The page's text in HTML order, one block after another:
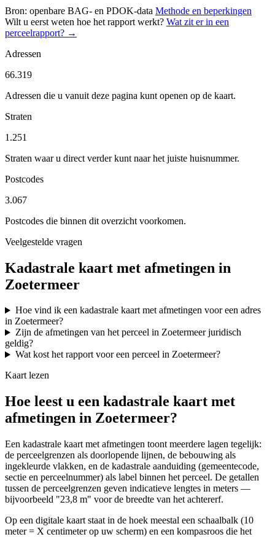
Bron: openbare BAG- en PDOK-data Methode en beperkingen
Wilt u eerst weten hoe het rapport werkt? Wat zit er in een
perceelrapport? →
Adressen
66.319
Adressen die u vanuit deze pagina kunt openen op de kaart.
Straten
1.251
Straten waar u direct verder kunt naar het juiste huisnummer.
Postcodes
3.067
Postcodes die binnen dit overzicht voorkomen.
Veelgestelde vragen
Kadastrale kaart met afmetingen in
Zoetermeer
Hoe vind ik een kadastrale kaart met afmetingen voor een adres
in Zoetermeer?
Zijn de afmetingen van het perceel in Zoetermeer juridisch
geldig?
Wat kost het rapport voor een perceel in Zoetermeer?
Kaart lezen
Hoe leest u een kadastrale kaart met
afmetingen in Zoetermeer?
Een kadastrale kaart met afmetingen toont meerdere lagen tegelijk:
de perceelgrenzen als doorlopende lijnen, de bebouwing als
ingekleurde vlakken, en de kadastrale aanduiding (gemeentecode,
sectie en perceelnummer) als label binnen het perceel. De getallen
tussen de perceelgrenzen geven indicatieve lengtes in meters —
bijvoorbeeld "23,8 m" voor de breedte van het achtererf.
Op een digitale kaart staat in de hoek meestal een schaalbalk (10
meter = X centimeter op uw scherm) en een kompasroos die het